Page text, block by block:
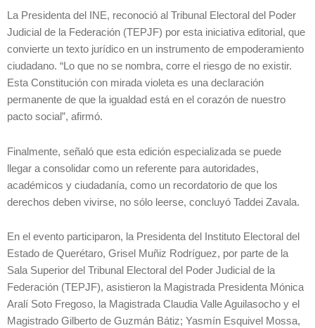
La Presidenta del INE, reconoció al Tribunal Electoral del Poder
Judicial de la Federación (TEPJF) por esta iniciativa editorial, que
convierte un texto jurídico en un instrumento de empoderamiento
ciudadano. “Lo que no se nombra, corre el riesgo de no existir.
Esta Constitución con mirada violeta es una declaración
permanente de que la igualdad está en el corazón de nuestro
pacto social”, afirmó.
Finalmente, señaló que esta edición especializada se puede
llegar a consolidar como un referente para autoridades,
académicos y ciudadanía, como un recordatorio de que los
derechos deben vivirse, no sólo leerse, concluyó Taddei Zavala.
En el evento participaron, la Presidenta del Instituto Electoral del
Estado de Querétaro, Grisel Muñiz Rodríguez, por parte de la
Sala Superior del Tribunal Electoral del Poder Judicial de la
Federación (TEPJF), asistieron la Magistrada Presidenta Mónica
Aralí Soto Fregoso, la Magistrada Claudia Valle Aguilasocho y el
Magistrado Gilberto de Guzmán Bátiz; Yasmín Esquivel Mossa,